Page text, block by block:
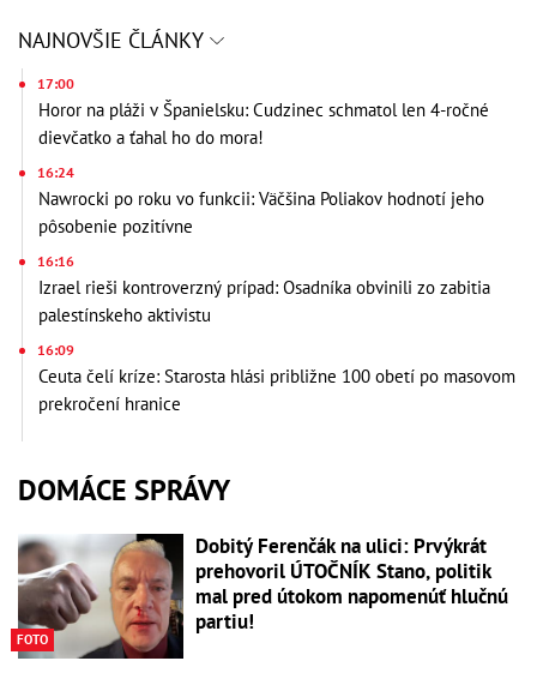
NAJNOVŠIE ČLÁNKY
17:00
Horor na pláži v Španielsku: Cudzinec schmatol len 4-ročné
dievčatko a ťahal ho do mora!
16:24
Nawrocki po roku vo funkcii: Väčšina Poliakov hodnotí jeho
pôsobenie pozitívne
16:16
Izrael rieši kontroverzný prípad: Osadníka obvinili zo zabitia
palestínskeho aktivistu
16:09
Ceuta čelí kríze: Starosta hlási približne 100 obetí po masovom
prekročení hranice
DOMÁCE SPRÁVY
FOTO
Dobitý Ferenčák na ulici: Prvýkrát
prehovoril ÚTOČNÍK Stano, politik
mal pred útokom napomenúť hlučnú
partiu!